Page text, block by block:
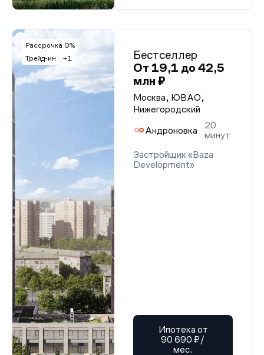
Рассрочка 0%
Трейд-ин
+1
Бестселлер
От 19,1 до 42,5
млн ₽
Москва, ЮВАО,
Нижегородский
Андроновка
20
минут
Застройщик «Baza
Development»
Ипотека от
90 690 ₽/
мес.